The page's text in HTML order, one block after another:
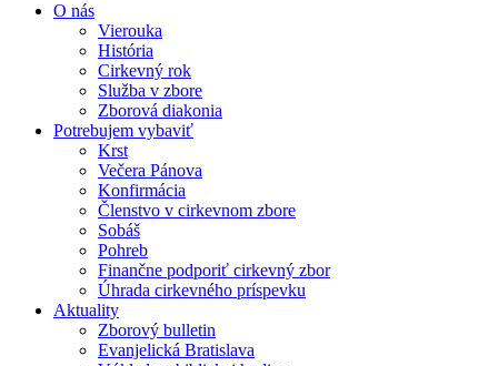
O nás
Vierouka
História
Cirkevný rok
Služba v zbore
Zborová diakonia
Potrebujem vybaviť
Krst
Večera Pánova
Konfirmácia
Členstvo v cirkevnom zbore
Sobáš
Pohreb
Finančne podporiť cirkevný zbor
Úhrada cirkevného príspevku
Aktuality
Zborový bulletin
Evanjelická Bratislava